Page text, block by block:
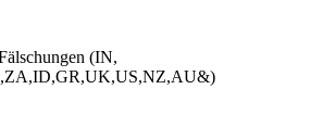
(IN,